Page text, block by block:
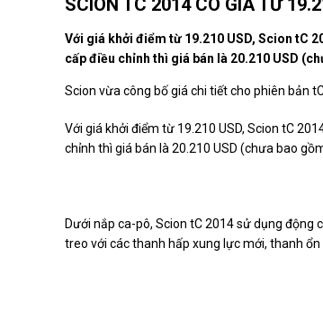
Với giá khởi điểm từ 19.210 USD, Scion tC
cấp điều chỉnh thì giá bán là 20.210 USD
Scion vừa công bố giá chi tiết cho phiên bản
Với giá khởi điểm từ 19.210 USD, Scion tC
chỉnh thì giá bán là 20.210 USD (chưa bao
Dưới nắp ca-pô, Scion tC 2014 sử dụng động
treo với các thanh hấp xung lực mới, thanh